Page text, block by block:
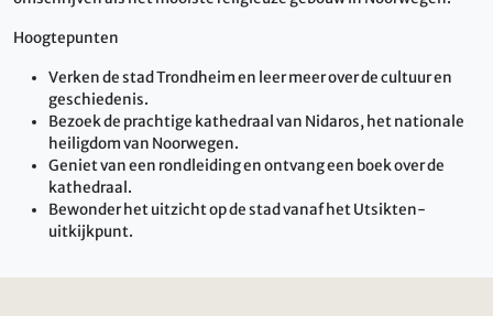
Hoogtepunten
Verken de stad Trondheim en leer meer over de cultuur en
geschiedenis.
Bezoek de prachtige kathedraal van Nidaros, het nationale
heiligdom van Noorwegen.
Geniet van een rondleiding en ontvang een boek over de
kathedraal.
Bewonder het uitzicht op de stad vanaf het Utsikten-
uitkijkpunt.